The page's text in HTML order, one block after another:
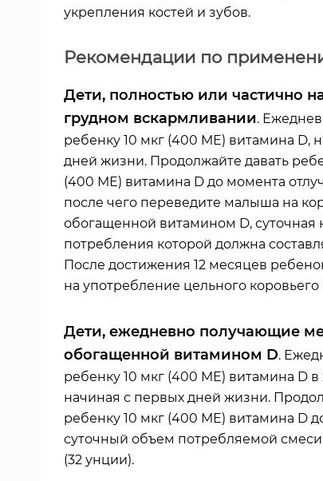
укрепления костей и зубов.
Рекомендации по
Дети, полностью или частично
грудном вскармливании.
ребенку 10 мкг (400 МЕ) витамина D,
дней жизни. Продолжайте давать
(400 МЕ) витамина D до момента
после чего переведите малыша на
обогащенной витамином D, суточная
потребления которой должна
После достижения 12 месяцев
на употребление цельного коровьего
Дети, ежедневно получающие
обогащенной витамином D.
ребенку 10 мкг (400 МЕ) витамина D
начиная с первых дней жизни.
ребенку 10 мкг (400 МЕ) витамина D
суточный объем потребляемой смеси
(32 унции).